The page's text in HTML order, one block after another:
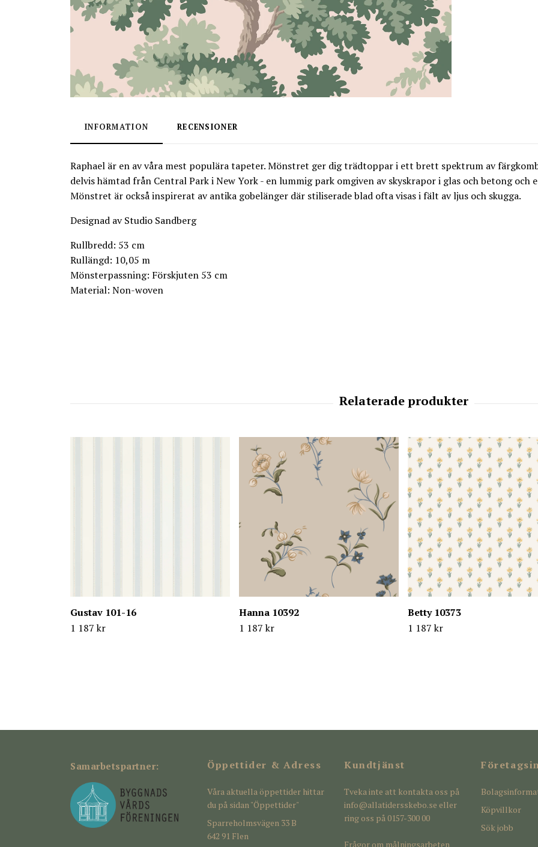
INFORMATION RECENSIONER
Raphael är en av våra mest populära tapeter. Mönstret ger dig trädtoppar i ett brett spektrum av
delvis hämtad från Central Park i New York - en lummig park omgiven av skyskrapor i glas och betong
Mönstret är också inspirerat av antika gobelänger där stiliserade blad ofta visas i fält av ljus och skugga.
Designad av Studio Sandberg
Rullbredd: 53 cm
Rullängd: 10,05 m
Mönsterpassning: Förskjuten 53 cm
Material: Non-woven
Gustav 101-16
1 187 kr
Hanna 10392
1 187 kr
Betty 10373
1 187 kr
Samarbetspartner: Öppettider & Adress
Våra aktuella öppettider hittar
du på sidan "Öppettider"
Sparreholmsvägen 33 B
642 91 Flen
Kundtjänst
Tveka inte att kontakta oss på
info@allatidersskebo.se eller
ring oss på 0157-300 00
Frågor om målningsarbeten
Köpvillkor
Sök jobb